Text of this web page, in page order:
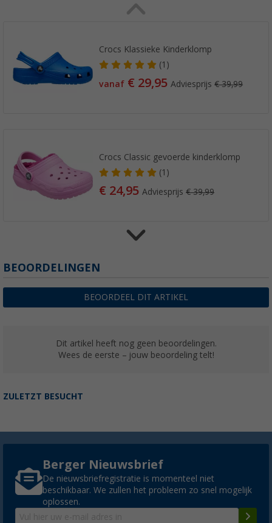
Crocs Klassieke Kinderklomp
(1)
vanaf € 29,95Adviesprijs€ 39,99
Crocs Classic gevoerde kinderklomp
(1)
€ 24,95Adviesprijs€ 39,99
Crocs Klassieke Camo-klomp met opdruk
€ 39,95Adviesprijs€ 54,99
Crocs Crocband Clog sandaal
(94)
BEOORDELINGEN
BEOORDEEL DIT ARTIKEL
Dit artikel heeft nog geen beoordelingen.
Wees de eerste – jouw beoordeling telt!
ZULETZT BESUCHT
Berger Nieuwsbrief
De nieuwsbriefregistratie is momenteel niet
beschikbaar. We zullen het probleem zo snel mogelijk
oplossen.